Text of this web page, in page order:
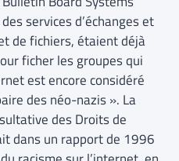
services d’échanges et
de fichiers, étaient déjà
ficher les groupes qui
est encore considéré
des néo-nazis ». La
des Droits de
dans un rapport de 1996